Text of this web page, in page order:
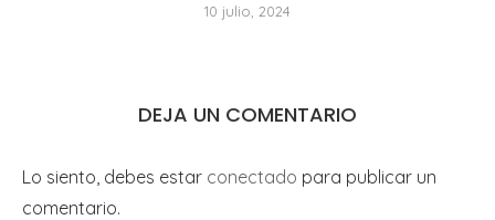
10 julio, 2024
DEJA UN COMENTARIO
Lo siento, debes estar conectado para publicar un
comentario.